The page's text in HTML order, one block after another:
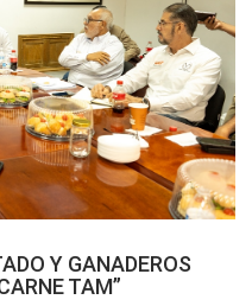
Y GANADEROS
TAM”